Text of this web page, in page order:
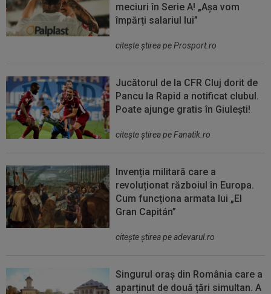
meciuri în Serie A! „Așa vom
împărți salariul lui”
citeşte ştirea pe Prosport.ro
Jucătorul de la CFR Cluj dorit de
Pancu la Rapid a notificat clubul.
Poate ajunge gratis în Giulești!
citeşte ştirea pe Fanatik.ro
Invenția militară care a
revoluționat războiul în Europa.
Cum funcționa armata lui „El
Gran Capitán”
citeşte ştirea pe adevarul.ro
Singurul oraș din România care a
aparținut de două țări simultan. A